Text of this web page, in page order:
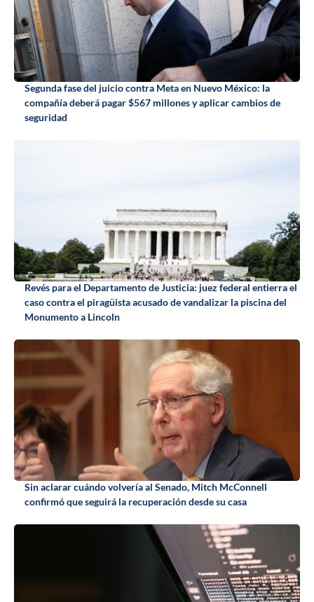
Segunda fase del juicio contra Meta en Nuevo México: la
compañía deberá pagar $567 millones y aplicar cambios de
seguridad
Revés para el Departamento de Justicia: juez federal entierra el
caso contra el piragüista acusado de vandalizar la piscina del
Monumento a Lincoln
Sin aclarar cuándo volvería al Senado, Mitch McConnell
confirmó que seguirá la recuperación desde su casa